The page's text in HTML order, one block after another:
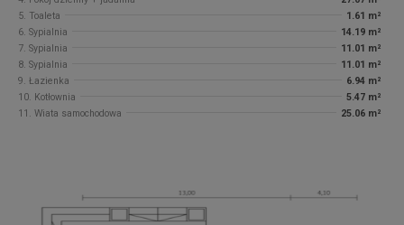
5. Toaleta
1.61 m²
6. Sypialnia
14.19 m²
7. Sypialnia
11.01 m²
8. Sypialnia
11.01 m²
9. Łazienka
6.94 m²
10. Kotłownia
5.47 m²
11. Wiata samochodowa
25.06 m²